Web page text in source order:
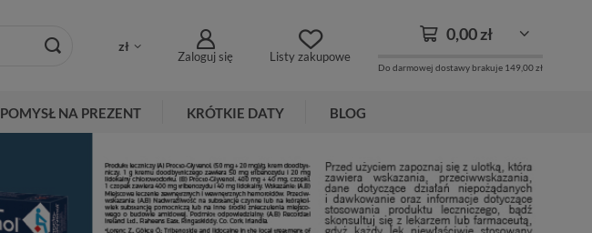
zł
Zaloguj się Listy zakupowe
0,00 zł
Do darmowej dostawy brakuje 149,00 zł
POMYSŁ NA PREZENT KRÓTKIE DATY BLOG